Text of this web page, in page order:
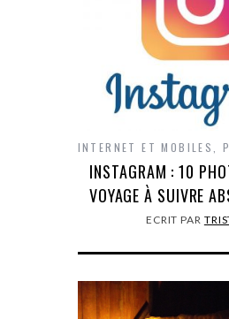
INTERNET ET MOBILES
INSTAGRAM : 10
VOYAGE À SUIVRE
ECRIT PAR